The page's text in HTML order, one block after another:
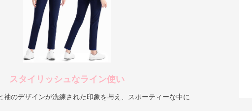
スタイリッシュなライン使い
袖のデザインが洗練された印象を与え、スポーティーな中に